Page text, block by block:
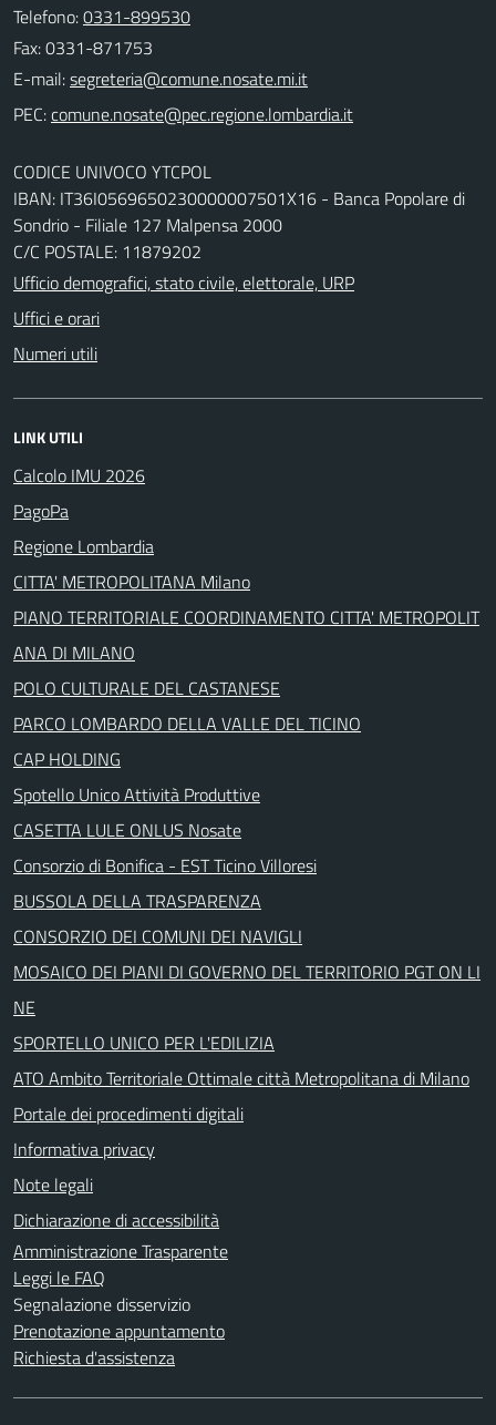
Telefono:0331-899530
Fax: 0331-871753
E-mail:
PEC:
CODICE UNIVOCO YTCPOL
IBAN: IT36I0569650230000007501X16 - Banca Popolare di
Sondrio - Filiale 127 Malpensa 2000
C/C POSTALE: 11879202
Ufficio demografici, stato civile, elettorale, URP
Uffici e orari
Numeri utili
LINK UTILI
Calcolo IMU 2026
PagoPa
Regione Lombardia
CITTA' METROPOLITANA Milano
PIANO TERRITORIALE COORDINAMENTO CITTA' METROPOLIT
ANA DI MILANO
POLO CULTURALE DEL CASTANESE
PARCO LOMBARDO DELLA VALLE DEL TICINO
CAP HOLDING
Spotello Unico Attività Produttive
CASETTA LULE ONLUS Nosate
Consorzio di Bonifica - EST Ticino Villoresi
BUSSOLA DELLA TRASPARENZA
CONSORZIO DEI COMUNI DEI NAVIGLI
MOSAICO DEI PIANI DI GOVERNO DEL TERRITORIO PGT ON LI
NE
SPORTELLO UNICO PER L'EDILIZIA
ATO Ambito Territoriale Ottimale città Metropolitana di Milano
Portale dei procedimenti digitali
Informativa privacy
Note legali
Dichiarazione di accessibilità
Amministrazione Trasparente
Leggi le FAQ
Segnalazione disservizio
Prenotazione appuntamento
Richiesta d'assistenza